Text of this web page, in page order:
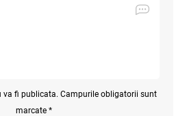
va fi publicata. Campurile obligatorii sunt
marcate *